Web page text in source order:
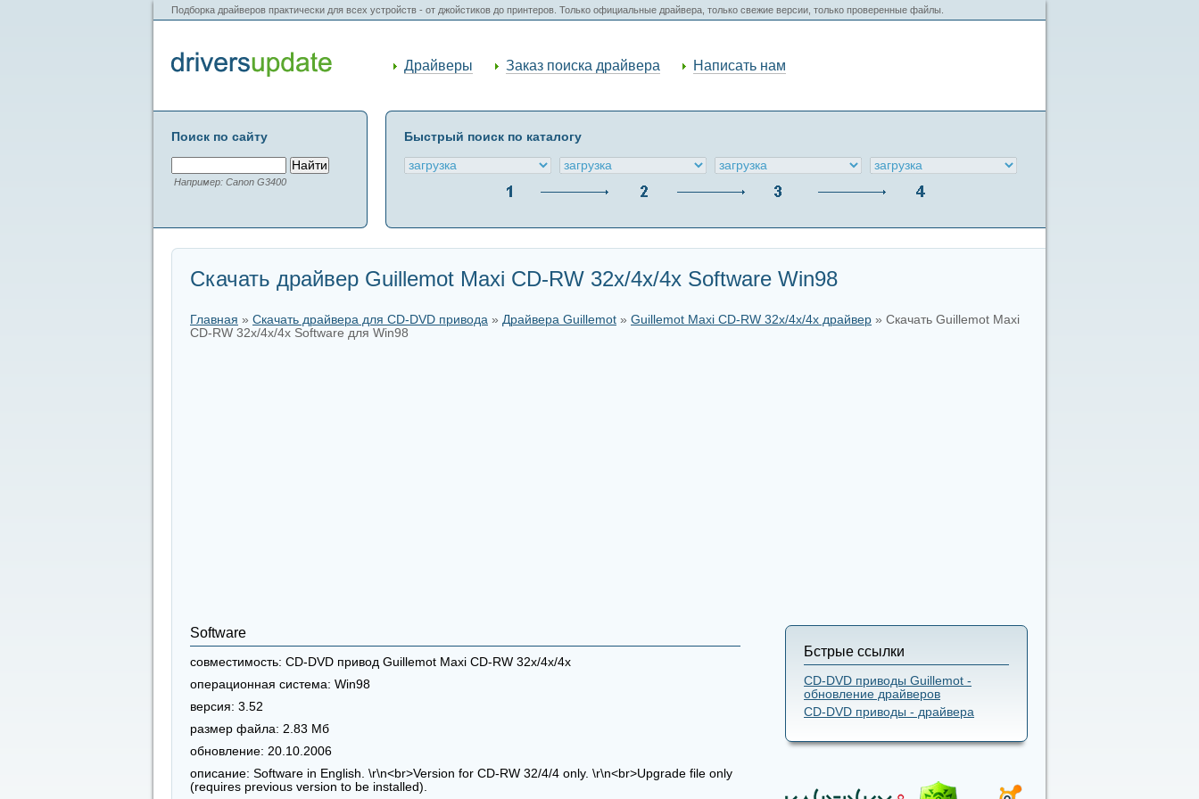
Подборка драйверов практически для всех устройств - от джойстиков до принтеров. Только официальные драйвера, только свежие версии, только проверенные файлы.
Драйверы Заказ поиска драйвера Написать нам
Поиск по сайту
Например: Canon G3400
Быстрый поиск по каталогу
Скачать драйвер Guillemot Maxi CD-RW 32x/4x/4x Software Win98
Главная » Скачать драйвера для CD-DVD привода » Драйвера Guillemot » Guillemot Maxi CD-RW 32x/4x/4x драйвер » Скачать Guillemot Maxi
CD-RW 32x/4x/4x Software для Win98
Software
совместимость: CD-DVD привод Guillemot Maxi CD-RW 32x/4x/4x
операционная система: Win98
версия: 3.52
размер файла: 2.83 Мб
обновление: 20.10.2006
описание: Software in English. \r\n<br>Version for CD-RW 32/4/4 only. \r\n<br>Upgrade file only
(requires previous version to be installed).
Бстрые ссылки
CD-DVD приводы Guillemot -
обновление драйверов
CD-DVD приводы - драйвера